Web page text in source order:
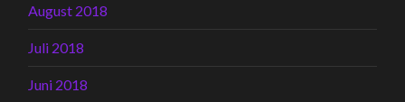
August 2018
Juli 2018
Juni 2018